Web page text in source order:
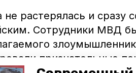
не растерялась и сразу
Сотрудники МВД
признательные